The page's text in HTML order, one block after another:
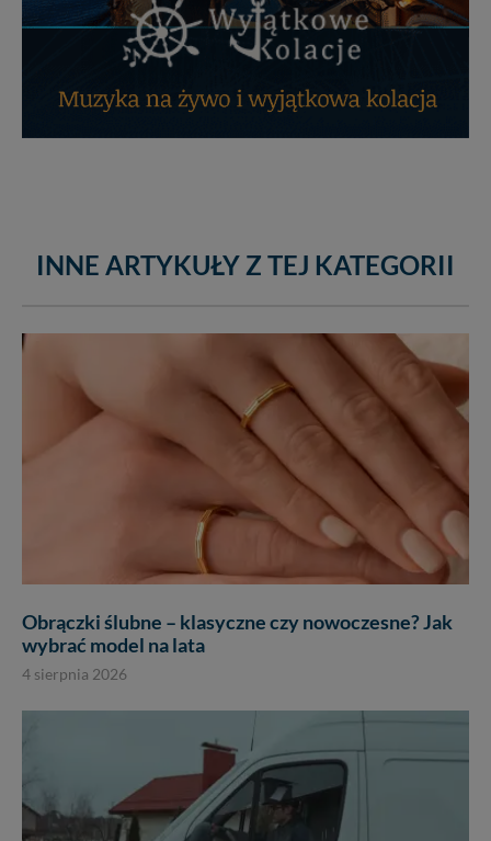
INNE ARTYKUŁY Z TEJ KATEGORII
Obrączki ślubne – klasyczne czy nowoczesne? Jak
wybrać model na lata
4 sierpnia 2026